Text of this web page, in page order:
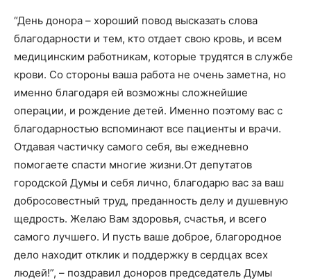
“День донора – хороший повод высказать слова
благодарности и тем, кто отдает свою кровь, и всем
медицинским работникам, которые трудятся в службе
крови. Со стороны ваша работа не очень заметна, но
именно благодаря ей возможны сложнейшие
операции, и рождение детей. Именно поэтому вас с
благодарностью вспоминают все пациенты и врачи.
Отдавая частичку самого себя, вы ежедневно
помогаете спасти многие жизни.От депутатов
городской Думы и себя лично, благодарю вас за ваш
добросовестный труд, преданность делу и душевную
щедрость. Желаю Вам здоровья, счастья, и всего
самого лучшего. И пусть ваше доброе, благородное
дело находит отклик и поддержку в сердцах всех
людей!”, – поздравил доноров председатель Думы